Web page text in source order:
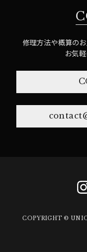
修理方法や概算の
お気
COPYRIGHT ©